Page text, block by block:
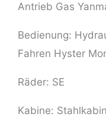
Antrieb Gas
Bedienung:
Fahren Hyster
Räder: SE
Kabine: